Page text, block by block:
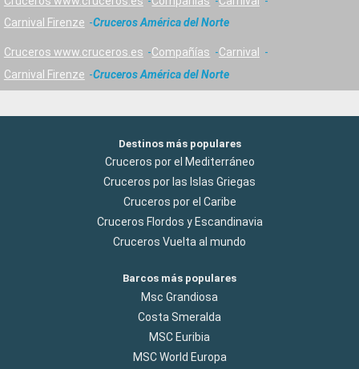
Carnival Firenze
Cruceros América del Norte
Cruceros www.cruceros.es Compañías
Carnival
Carnival Firenze
Cruceros América del Norte
Destinos más populares
Cruceros por el Mediterráneo
Cruceros por las Islas Griegas
Cruceros por el Caribe
Cruceros Flordos y Escandinavia
Cruceros Vuelta al mundo
Barcos más populares
Msc Grandiosa
Costa Smeralda
MSC Euribia
MSC World Europa